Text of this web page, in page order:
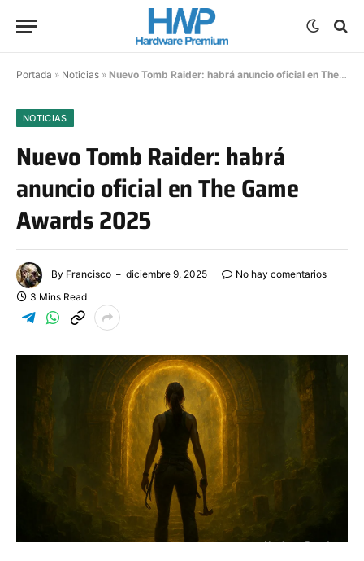
Portada » Noticias » Nuevo Tomb Raider: habrá anuncio oficial en The Game Awards 2025
NOTICIAS
Nuevo Tomb Raider: habrá
anuncio oficial en The Game
Awards 2025
By Francisco diciembre 9, 2025
No hay comentarios
3 Mins Read